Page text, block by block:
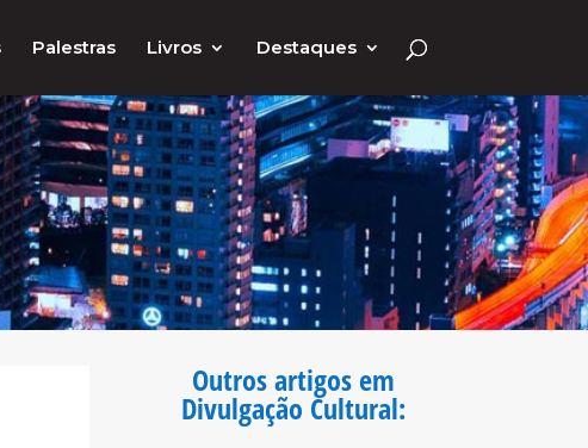
Palestras Livros Destaques
Outros artigos em
Divulgação Cultural: